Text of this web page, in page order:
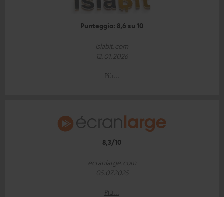
Punteggio: 8,6 su 10
islabit.com
12.01.2026
Più...
8,3/10
ecranlarge.com
05.07.2025
Più...